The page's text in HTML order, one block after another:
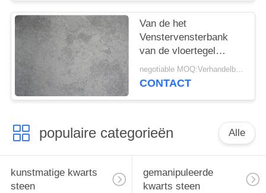
Van de het
Venstervensterbank
van de vloertegel
Natuurlijke het
Kwarts7% Hars van
negotiable MOQ:Verhandelbaar
CONTACT
populaire categorieën Alle
kunstmatige kwarts
steen
gemanipuleerde
kwarts steen